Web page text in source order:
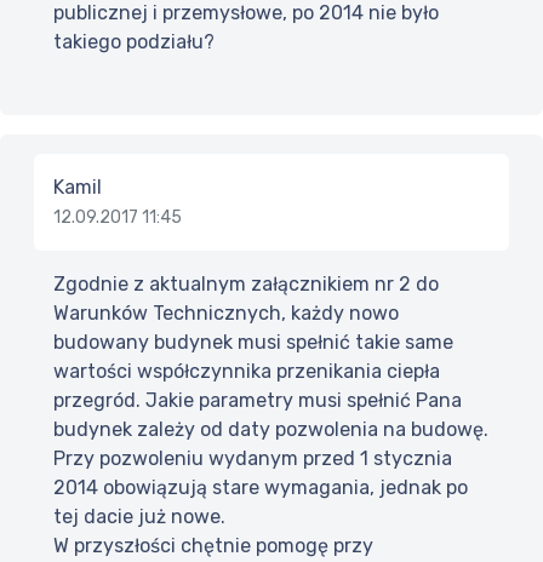
publicznej i przemysłowe, po 2014 nie było
takiego podziału?
Kamil
12.09.2017 11:45
Zgodnie z aktualnym załącznikiem nr 2 do
Warunków Technicznych, każdy nowo
budowany budynek musi spełnić takie same
wartości współczynnika przenikania ciepła
przegród. Jakie parametry musi spełnić Pana
budynek zależy od daty pozwolenia na budowę.
Przy pozwoleniu wydanym przed 1 stycznia
2014 obowiązują stare wymagania, jednak po
tej dacie już nowe.
W przyszłości chętnie pomogę przy